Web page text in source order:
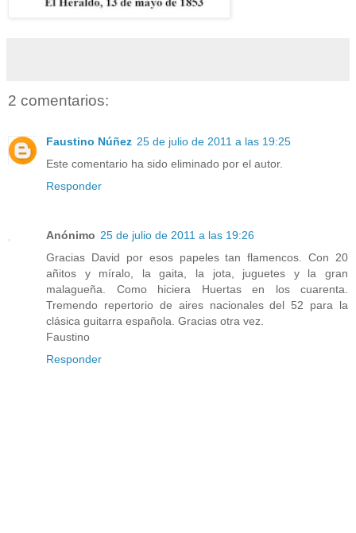
2 comentarios:
Faustino Núñez 25 de julio de 2011 a las 19:25
Este comentario ha sido eliminado por el autor.
Responder
Anónimo 25 de julio de 2011 a las 19:26
Gracias David por esos papeles tan flamencos. Con 20
añitos y míralo, la gaita, la jota, juguetes y la gran
malagueña. Como hiciera Huertas en los cuarenta.
Tremendo repertorio de aires nacionales del 52 para la
clásica guitarra española. Gracias otra vez.
Faustino
Responder